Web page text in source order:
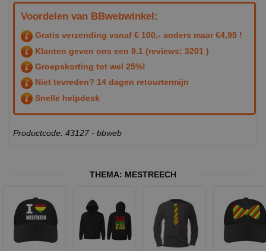
Voordelen van BBwebwinkel:
Gratis verzending vanaf € 100,- anders maar €4,95 !
Klanten geven ons een 9.1 (reviews: 3201 )
Groepskorting tot wel 25%!
Niet tevreden? 14 dagen retourtermijn
Snelle helpdesk
Productcode: 43127 - bbweb
THEMA: MESTREECH